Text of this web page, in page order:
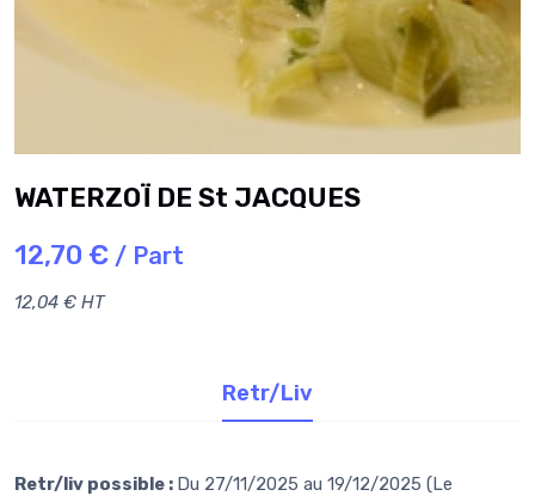
WATERZOÏ DE St JACQUES
12,70 € / Part
12,04 € HT
Retr/Liv
Retr/liv possible : Du 27/11/2025 au 19/12/2025 (Le